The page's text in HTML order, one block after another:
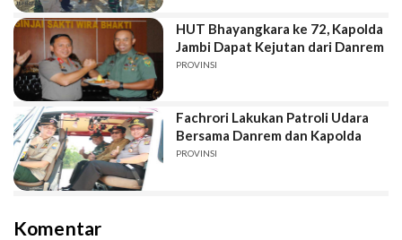
HUT Bhayangkara ke 72, Kapolda
Jambi Dapat Kejutan dari Danrem
PROVINSI
Fachrori Lakukan Patroli Udara
Bersama Danrem dan Kapolda
PROVINSI
Komentar